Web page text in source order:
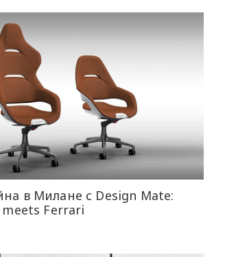
в Милане с Design Mate:
Ferrari